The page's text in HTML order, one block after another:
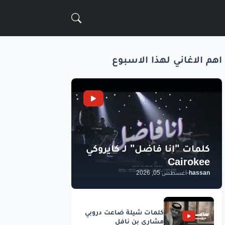
اهم الاغاني لهذا الاسبوع
hassan
-أغسطس 05, 2026